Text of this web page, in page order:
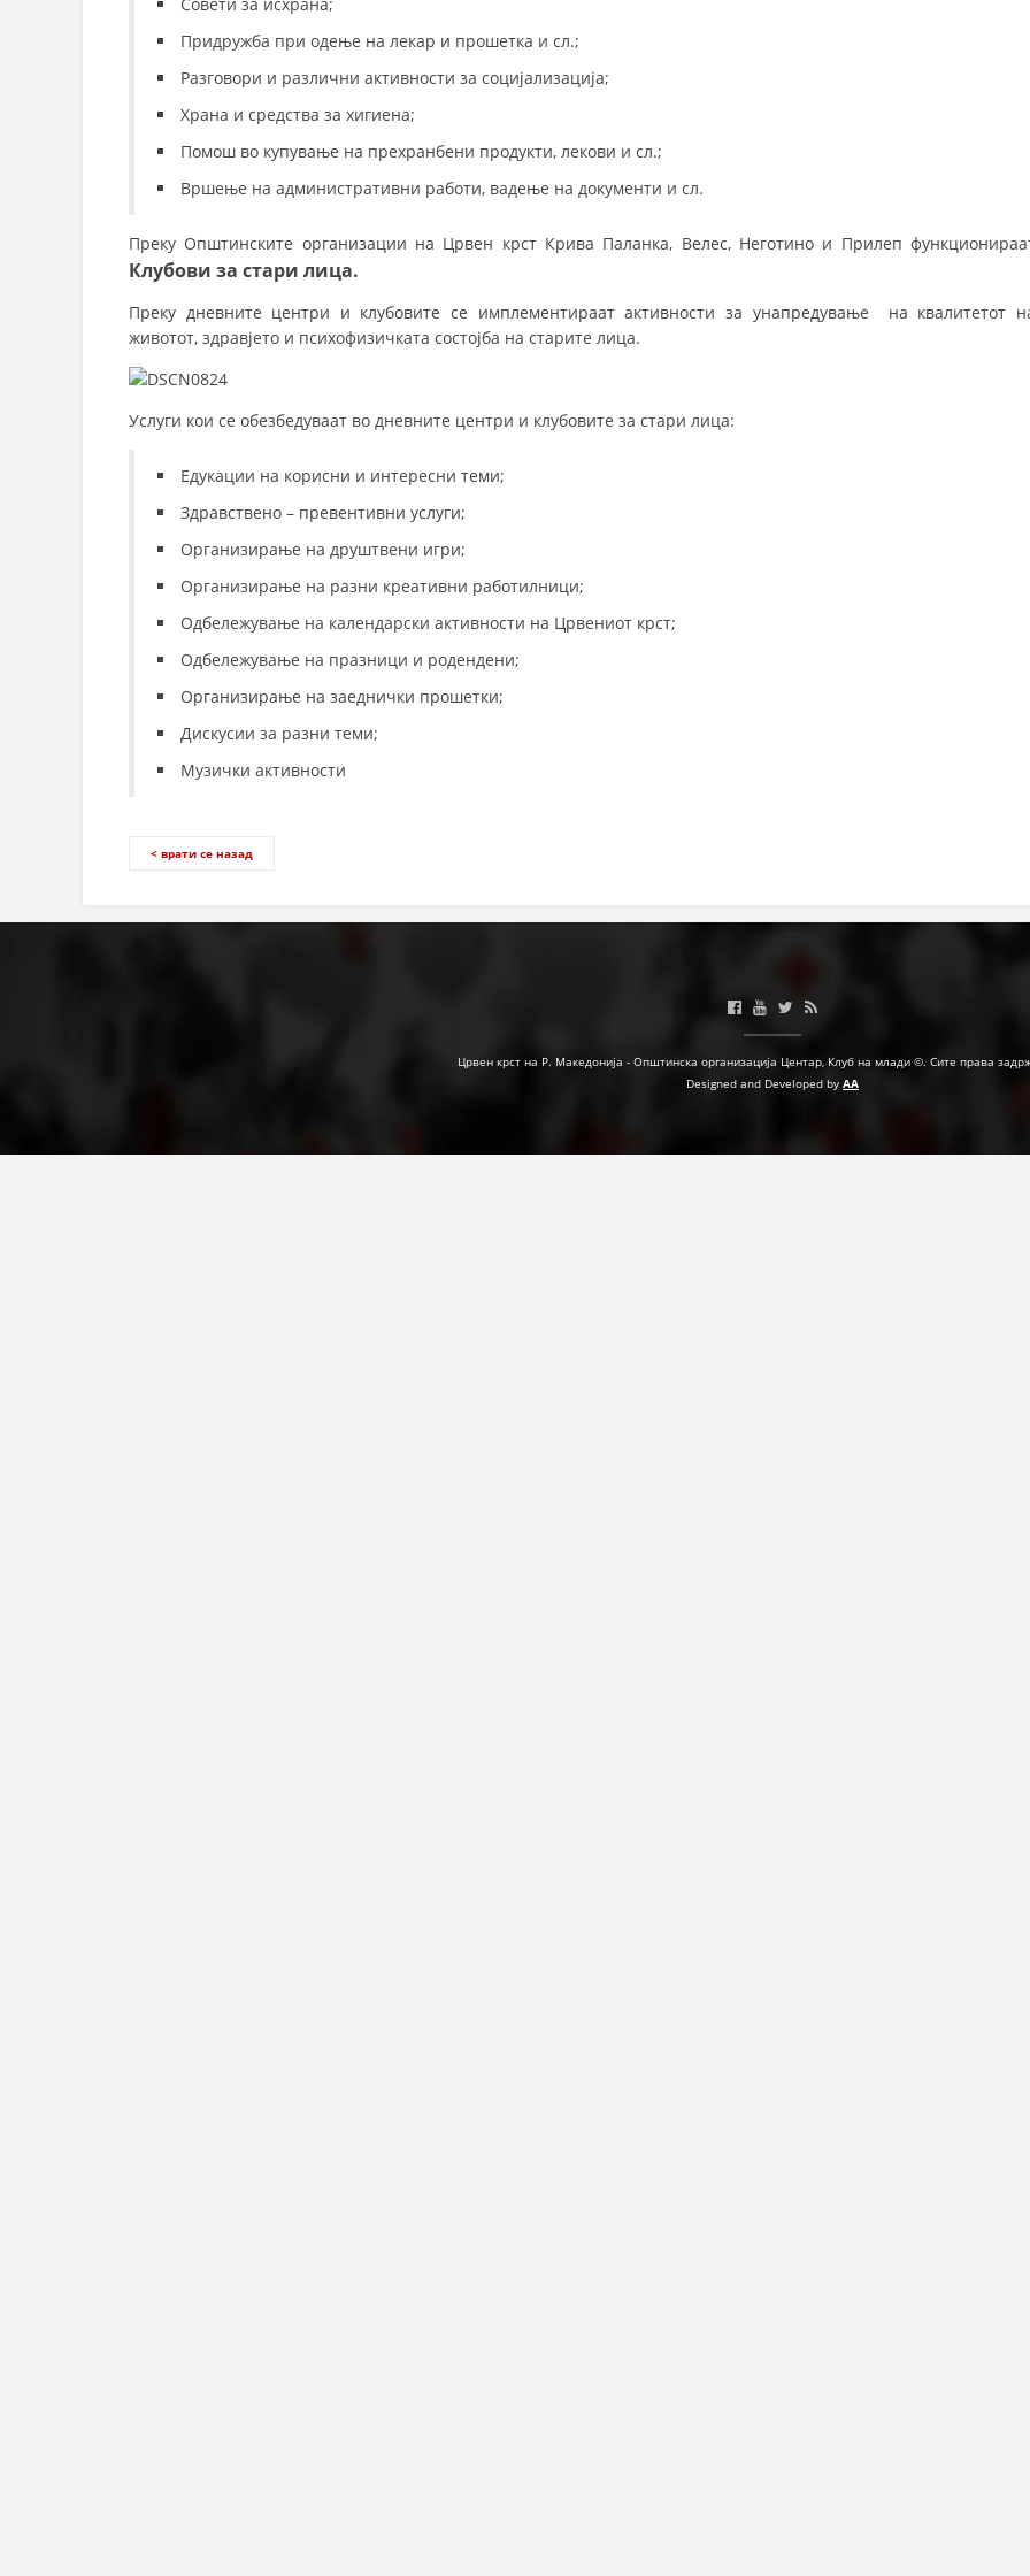
Придружба при одење на лекар и прошетка и сл.;
Разговори и различни активности за социјализација;
Храна и средства за хигиена;
Помош во купување на прехранбени продукти, лекови и сл.;
Вршење на административни работи, вадење на документи и сл.
Преку Општинските организации на Црвен крст Крива Паланка, Велес, Неготино и Прилеп
Клубови за стари лица.
Преку дневните центри и клубовите се имплементираат активности за унапредување на квалитетот
животот, здравјето и психофизичката состојба на старите лица.
Услуги кои се обезбедуваат во дневните центри и клубовите за стари лица:
Едукации на корисни и интересни теми;
Здравствено – превентивни услуги;
Организирање на друштвени игри;
Организирање на разни креативни работилници;
Одбележување на календарски активности на Црвениот крст;
Одбележување на празници и родендени;
Организирање на заеднички прошетки;
Дискусии за разни теми;
Музички активности
< врати се назад
Црвен крст на Р. Македонија - Општинска организација Центар, Клуб на млади ©. Сите права
Designed and Developed by AA